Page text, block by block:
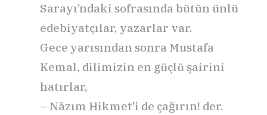
Sarayı’ndaki sofrasında bütün ünlü
edebiyatçılar, yazarlar var.
Gece yarısından sonra Mustafa
Kemal, dilimizin en güçlü şairini
hatırlar,
– Nâzım Hikmet’i de çağırın! der.